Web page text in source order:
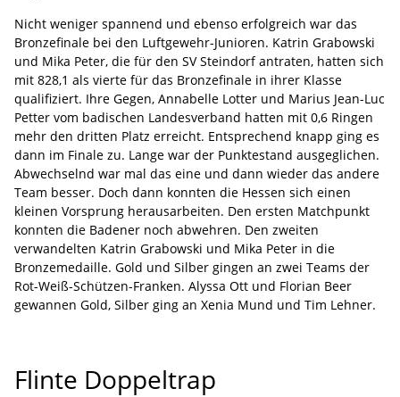
Nicht weniger spannend und ebenso erfolgreich war das
Bronzefinale bei den Luftgewehr-Junioren. Katrin Grabowski
und Mika Peter, die für den SV Steindorf antraten, hatten sich
mit 828,1 als vierte für das Bronzefinale in ihrer Klasse
qualifiziert. Ihre Gegen, Annabelle Lotter und Marius Jean-Luc
Petter vom badischen Landesverband hatten mit 0,6 Ringen
mehr den dritten Platz erreicht. Entsprechend knapp ging es
dann im Finale zu. Lange war der Punktestand ausgeglichen.
Abwechselnd war mal das eine und dann wieder das andere
Team besser. Doch dann konnten die Hessen sich einen
kleinen Vorsprung herausarbeiten. Den ersten Matchpunkt
konnten die Badener noch abwehren. Den zweiten
verwandelten Katrin Grabowski und Mika Peter in die
Bronzemedaille. Gold und Silber gingen an zwei Teams der
Rot-Weiß-Schützen-Franken. Alyssa Ott und Florian Beer
gewannen Gold, Silber ging an Xenia Mund und Tim Lehner.
Flinte Doppeltrap